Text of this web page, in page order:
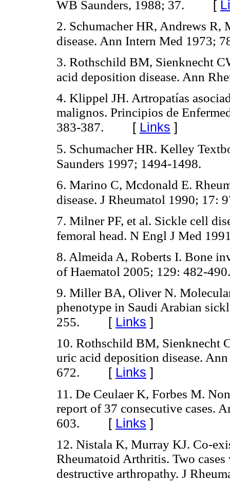
WB Saunders, 1988; 37. [
2. Schumacher HR, Andrews
disease. Ann Intern Med 1973;
3. Rothschild BM, Sienknecht
acid deposition disease. Ann
4. Klippel JH. Artropatías
malignos. Principios de
383-387. [ Links ]
5. Schumacher HR. Kelley
Saunders 1997; 1494-1498.
6. Marino C, Mcdonald E.
disease. J Rheumatol 1990; 17:
7. Milner PF, et al. Sickle cell
femoral head. N Engl J Med
8. Almeida A, Roberts I. Bone
of Haematol 2005; 129: 482-490.
9. Miller BA, Oliver N.
phenotype in Saudi Arabian
255. [ Links ]
10. Rothschild BM, Sienknecht
uric acid deposition disease.
672. [ Links ]
11. De Ceulaer K, Forbes M.
report of 37 consecutive cases.
603. [ Links ]
12. Nistala K, Murray KJ. Co-
Rheumatoid Arthritis. Two
destructive arthropathy. J